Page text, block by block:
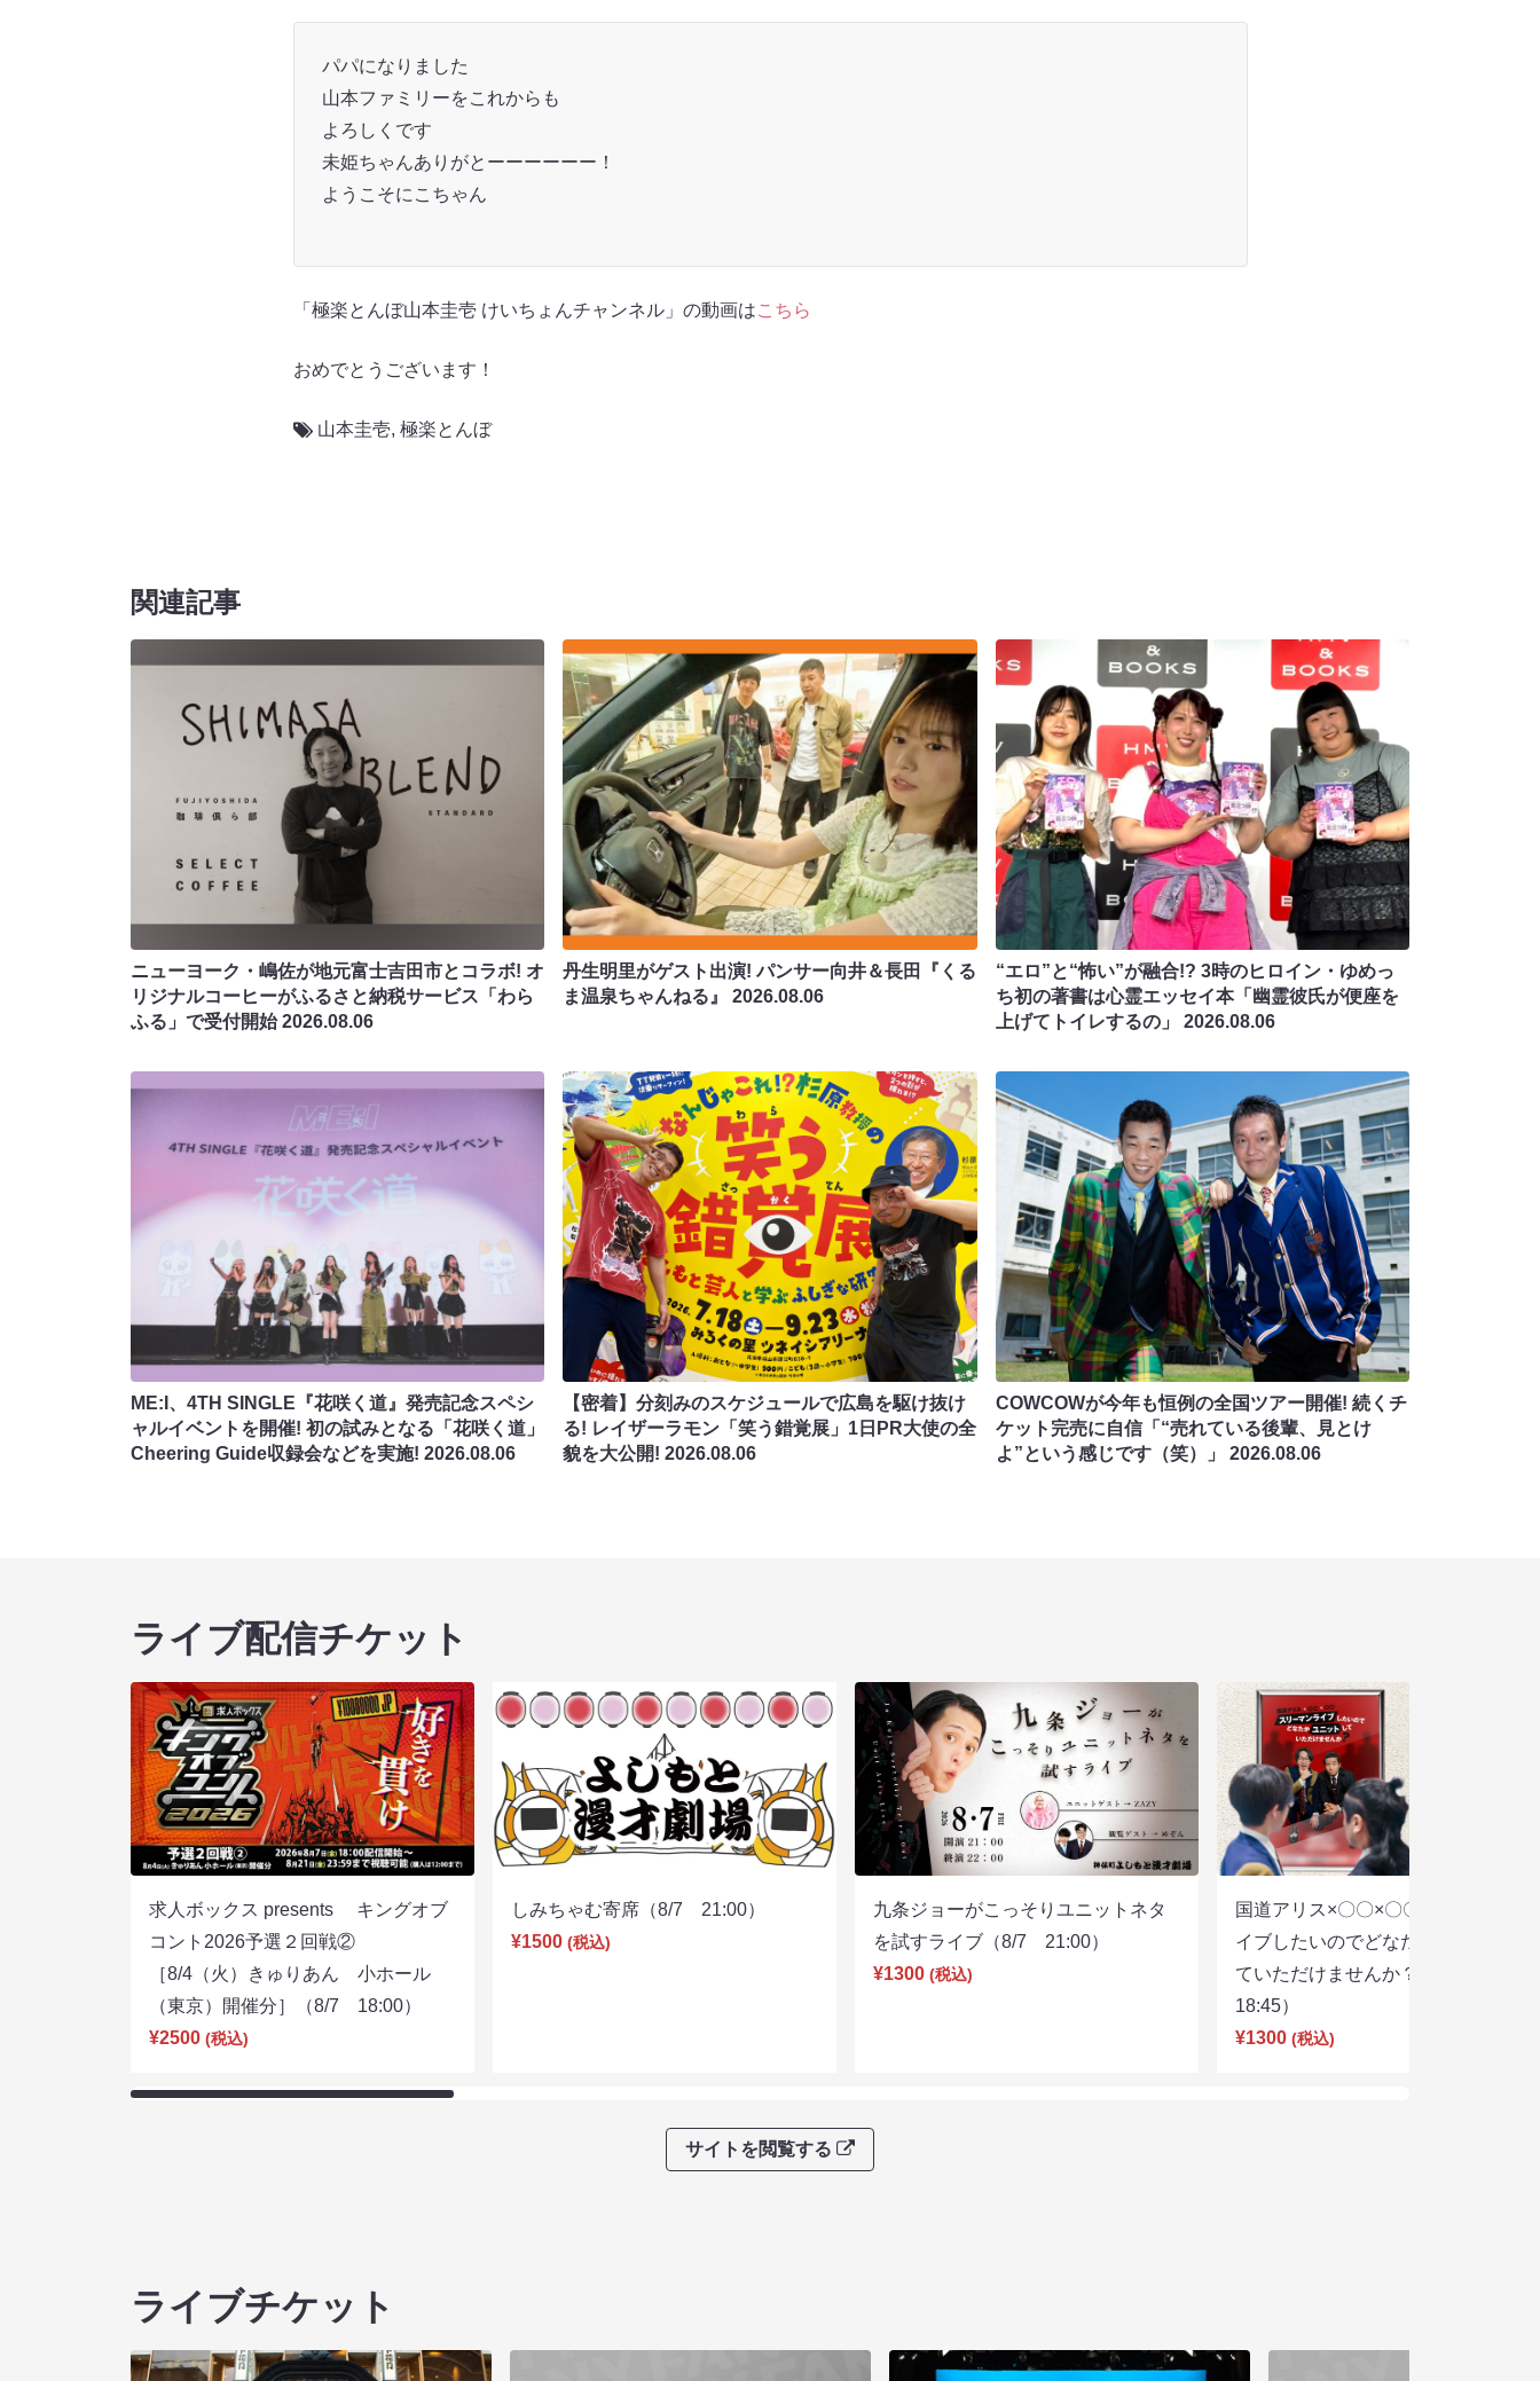
パパになりました
山本ファミリーをこれからも
よろしくです
未姫ちゃんありがとーーーーーー！
ようこそにこちゃん
「極楽とんぼ山本圭壱 けいちょんチャンネル」の動画はこちら
おめでとうございます！
山本圭壱, 極楽とんぼ
関連記事
ニューヨーク・嶋佐が地元富士吉田市とコラボ! オ
リジナルコーヒーがふるさと納税サービス「わら
ふる」で受付開始2026.08.06
丹生明里がゲスト出演! パンサー向井＆長田『くる
ま温泉ちゃんねる』2026.08.06
“エロ”と“怖い”が融合!? 3時のヒロイン・ゆめっ
ち初の著書は心霊エッセイ本「幽霊彼氏が便座を
上げてトイレするの」 2026.08.06
ME:I、4TH SINGLE『花咲く道』発売記念スペシ
ャルイベントを開催! 初の試みとなる「花咲く道」
Cheering Guide収録会などを実施! 2026.08.06
【密着】分刻みのスケジュールで広島を駆け抜け
る! レイザーラモン「笑う錯覚展」1日PR大使の全
貌を大公開!2026.08.06
COWCOWが今年も恒例の全国ツアー開催! 続くチ
ケット完売に自信「“売れている後輩、見とけ
よ”という感じです（笑）」 2026.08.06
ライブ配信チケット
求人ボックス presents キングオブ
コント2026予選２回戦②
［8/4（火）きゅりあん 小ホール
（東京）開催分］（8/7 18:00）
¥2500 (税込)
しみちゃむ寄席（8/7 21:00）
¥1500 (税込)
九条ジョーがこっそりユニットネタ
を試すライブ（8/7 21:00）
¥1300 (税込)
国道アリス×〇〇×〇〇スリーマンラ
イブしたいのでどなたかユニットし
ていただけませんか？（8/7
18:45）
¥1300 (税込)
サイトを閲覧する
ライブチケット